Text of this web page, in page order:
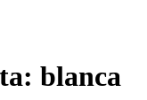
blanca